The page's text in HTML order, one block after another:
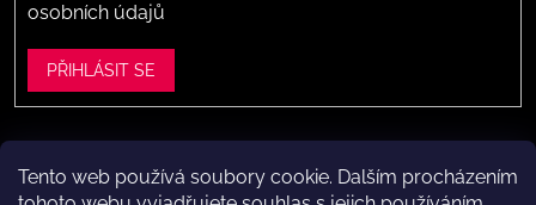
Tento web používá soubory cookie. Dalším procházením
osobních údajů
PŘIHLÁSIT SE
Vytvořil Shoptet